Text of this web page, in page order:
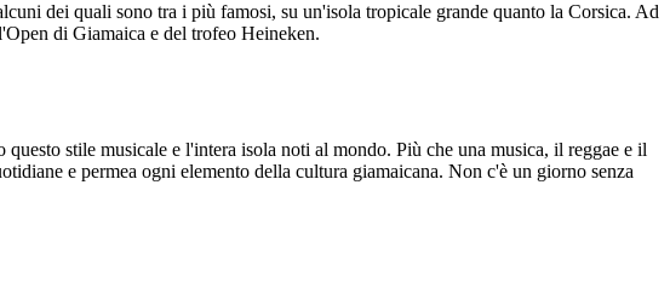
dei quali sono tra i più famosi, su un'isola tropicale grande quanto la Corsica. Ad
di Giamaica e del trofeo Heineken.
stile musicale e l'intera isola noti al mondo. Più che una musica, il reggae e il
e permea ogni elemento della cultura giamaicana. Non c'è un giorno senza